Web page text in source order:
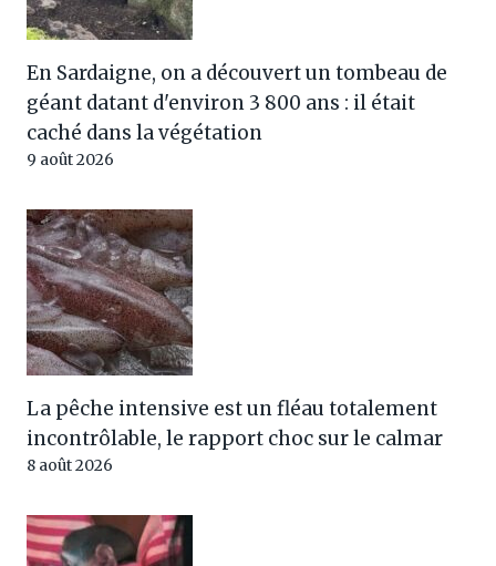
En Sardaigne, on a découvert un tombeau de
géant datant d'environ 3 800 ans : il était
caché dans la végétation
9 août 2026
La pêche intensive est un fléau totalement
incontrôlable, le rapport choc sur le calmar
8 août 2026